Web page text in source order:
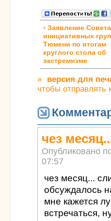
‹ Заявление Совета
инициативных
Тюмени по итогам
круглого стола об
экстремизме
»
версия для
чтобы отправлять
чез
Опубликовано
07:57
чез месяц...
обсуждалось
мне кажется
встречаться,